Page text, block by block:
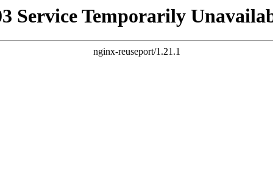
Service Temporarily
nginx-reuseport/1.21.1